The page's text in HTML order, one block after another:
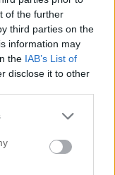
of the further
third parties on the
information may
the IAB’s List of
disclose it to other